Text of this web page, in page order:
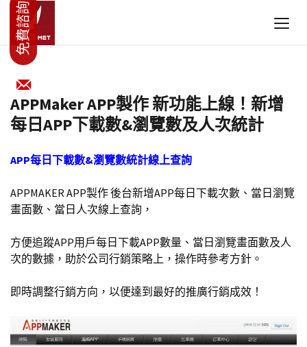
APPMaker APP製作 新功能上線！新增
每日APP下載數&瀏覽數及人次統計
APP每日下載數&瀏覽數統計線上查詢
APPMAKER APP製作 後台新增APP每日下載次數、當日瀏覽
畫面數、當日人次線上查詢，
方便追蹤APP用戶每日下載APP數量、當日瀏覽畫面數及人
次的數據，助於公司行銷策略上，操作時參考方針。
即時調整行銷方向，以便達到最好的推廣行銷成效！